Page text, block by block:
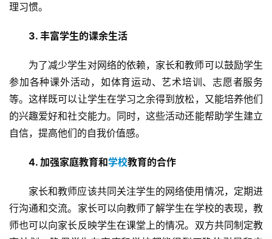
理习惯。
3. 丰富学生的课余生活
为了减少学生对网络的依赖，家长和教师可以鼓励学生
参加各种课外活动，如体育运动、艺术培训、志愿者服务
等。这样既可以让学生在学习之余得到放松，又能培养他们
的兴趣爱好和社交能力。同时，这些活动还能帮助学生建立
自信，提高他们的自我价值感。
4. 加强家庭教育和学校教育的合作
家长和教师应该共同关注学生的网络使用情况，定期进
行沟通和交流。家长可以向教师了解学生在学校的表现，教
师也可以向家长反映学生在课堂上的情况。双方共同制定教